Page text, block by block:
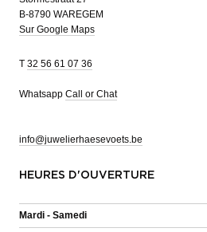
B-8790 WAREGEM
Sur Google Maps
T 32 56 61 07 36
Whatsapp Call or Chat
info@juwelierhaesevoets.be
HEURES D'OUVERTURE
Mardi - Samedi